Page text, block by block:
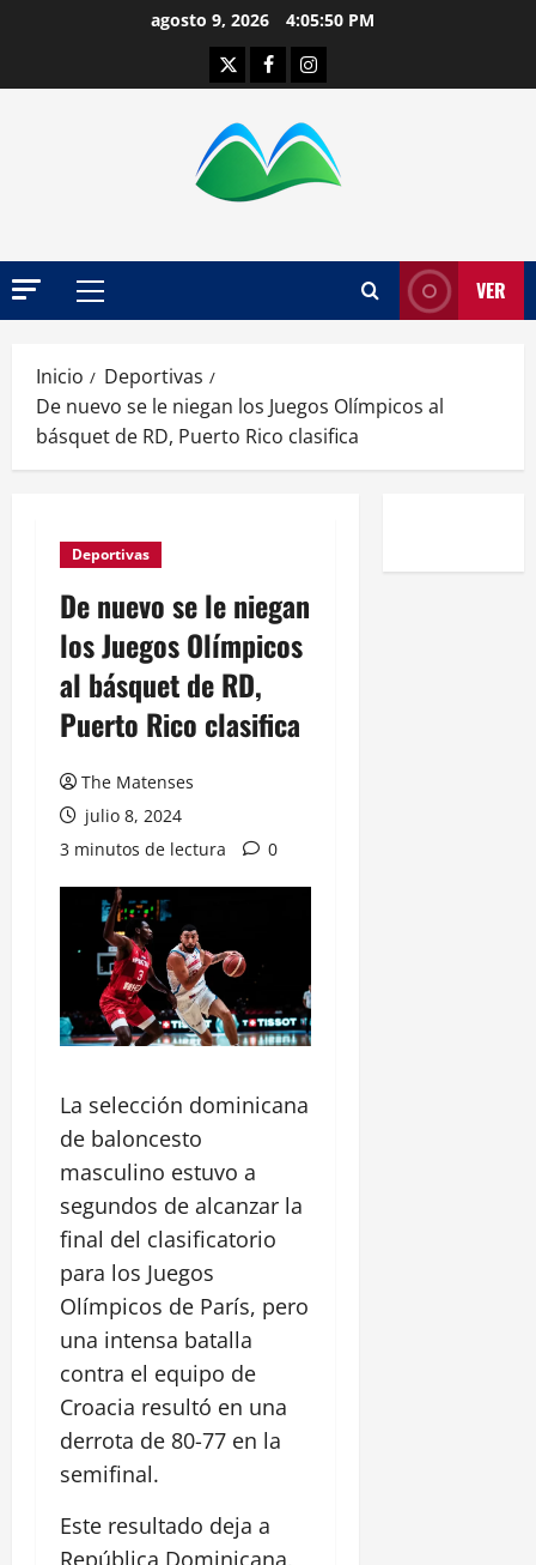
agosto 9, 2026 4:05:51 PM
TwitterFacebookInstagram
Menú
VER
Inicio
Deportivas
De nuevo se le niegan los Juegos Olímpicos al
básquet de RD, Puerto Rico clasifica
Deportivas
De nuevo se le niegan
los Juegos Olímpicos
al básquet de RD,
Puerto Rico clasifica
The Matenses
julio 8, 2024
3 minutos de lectura
0
La selección dominicana
de baloncesto
masculino estuvo a
segundos de alcanzar la
final del clasificatorio
para los Juegos
Olímpicos de París, pero
una intensa batalla
contra el equipo de
Croacia resultó en una
derrota de 80-77 en la
semifinal.
Este resultado deja a
República Dominicana,